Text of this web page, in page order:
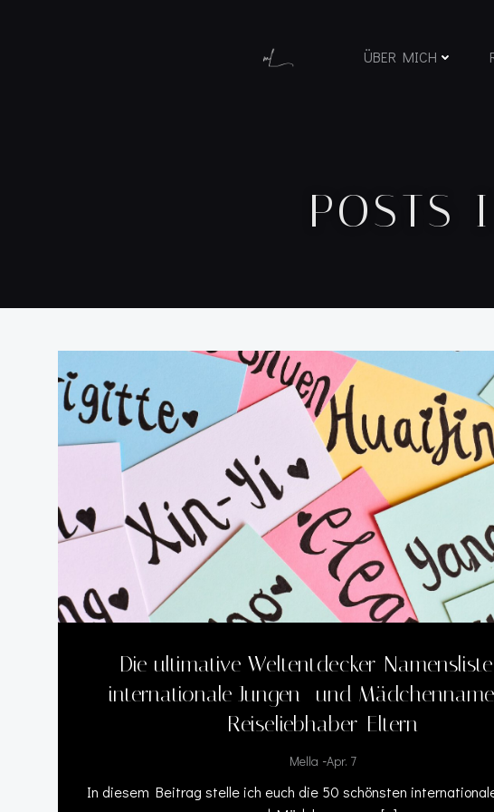
ÜBER MICH
POSTS
Die ultimative Weltentdecker-
internationale Jungen- und
Reiseliebhaber-Eltern
Mella -Apr. 7
In diesem Beitrag stelle ich euch die 50 schönsten